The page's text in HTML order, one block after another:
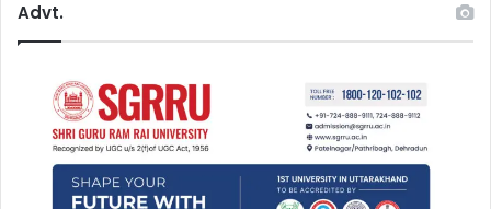
Advt.